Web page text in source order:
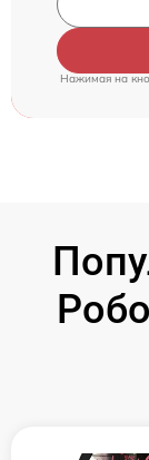
Нажимая на